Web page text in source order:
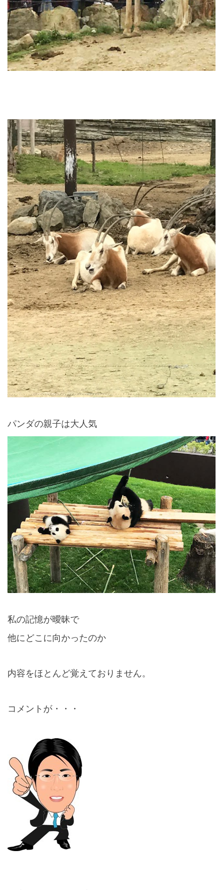
パンダの親子は大人気
私の記憶が曖昧で
他にどこに向かったのか
内容をほとんど覚えておりません。
コメントが・・・